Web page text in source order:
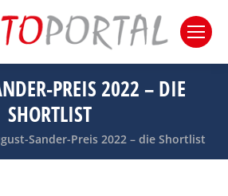
PREIS 2022 – DIE
SHORTLIST
hier:Sander-Preis 2022 – die Shortlist